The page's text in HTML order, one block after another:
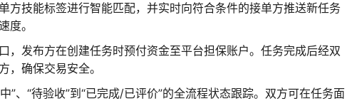
方技能标签进行智能匹配，并实时向符合条件的接单方推送新任务
度。
，发布方在创建任务时预付资金至平台担保账户。任务完成后经双
，确保交易安全。
”、“待验收”到“已完成/已评价”的全流程状态跟踪。双方可在任务面